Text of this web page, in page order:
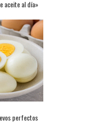
aceite al día»
perfectos